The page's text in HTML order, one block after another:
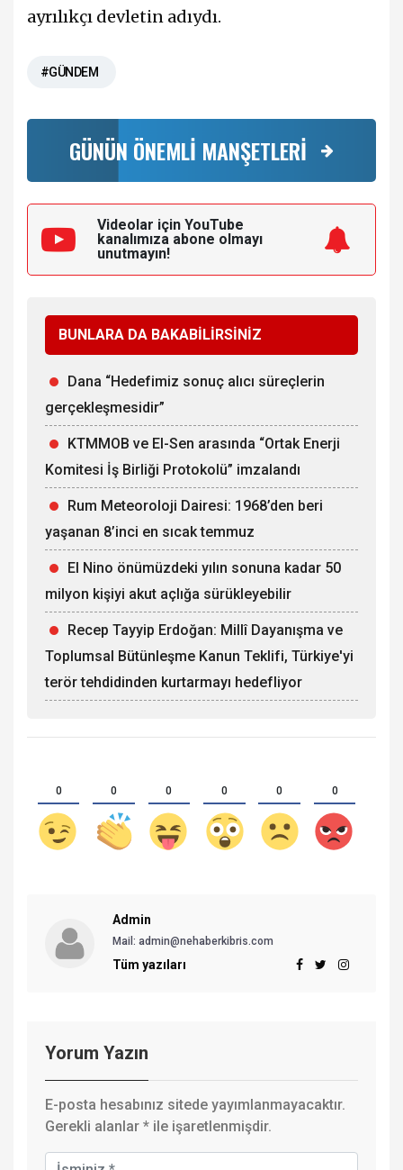
ayrılıkçı devletin adıydı.
#GÜNDEM
GÜNÜN ÖNEMLİ MANŞETLERİ
Videolar için YouTube
kanalımıza abone olmayı
unutmayın!
BUNLARA DA BAKABİLİRSİNİZ
Dana “Hedefimiz sonuç alıcı süreçlerin
gerçekleşmesidir”
KTMMOB ve El-Sen arasında “Ortak Enerji
Komitesi İş Birliği Protokolü” imzalandı
Rum Meteoroloji Dairesi: 1968’den beri
yaşanan 8’inci en sıcak temmuz
El Nino önümüzdeki yılın sonuna kadar 50
milyon kişiyi akut açlığa sürükleyebilir
Recep Tayyip Erdoğan: Millî Dayanışma ve
Toplumsal Bütünleşme Kanun Teklifi, Türkiye'yi
terör tehdidinden kurtarmayı hedefliyor
0 0 0 0 0 0
Admin
Mail: admin@nehaberkibris.com
Tüm yazıları
Yorum Yazın
E-posta hesabınız sitede yayımlanmayacaktır.
Gerekli alanlar * ile işaretlenmişdir.